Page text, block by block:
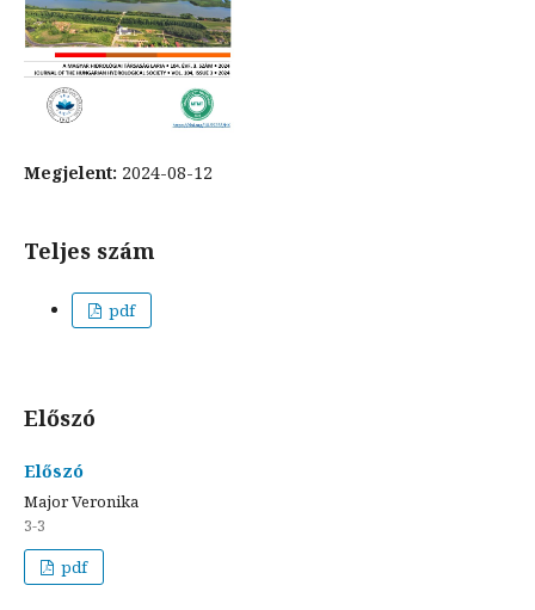
Megjelent: 2024-08-12
Teljes szám
pdf
Előszó
Előszó
Major Veronika
3-3
pdf